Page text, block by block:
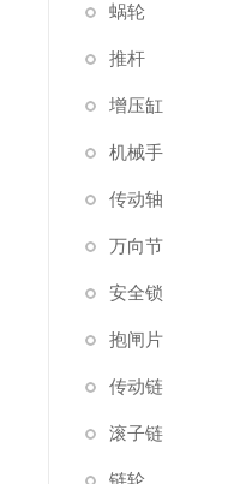
蜗轮
推杆
增压缸
机械手
传动轴
万向节
安全锁
抱闸片
传动链
滚子链
链轮